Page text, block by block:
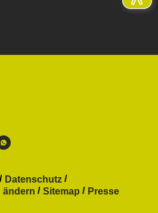
Datenschutz
ändern
Sitemap Presse